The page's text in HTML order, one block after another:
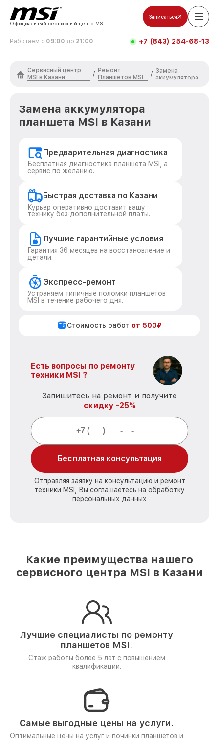
Официальный сервисный центр MSI
Записаться
Работаем с 09:00 до 21:00 +7 (843) 254-68-13
Сервисный центр
MSI в Казани
/
Ремонт
Планшетов MSI
/ Замена
аккумулятора
Замена аккумулятора
планшета MSI в Казани
Предварительная диагностика
Бесплатная диагностика планшета MSI, а
сервис по желанию.
Быстрая доставка по Казани
Курьер оперативно доставит вашу
технику без дополнительной платы.
Лучшие гарантийные условия
Гарантия 36 месяцев на восстановление и
детали.
Экспресс-ремонт
Устраняем типичные поломки планшетов
MSI в течение рабочего дня.
Стоимость работ от 500₽
Есть вопросы по ремонту
техники MSI ?
Запишитесь на ремонт и получите
скидку -25%
Бесплатная консультация
Отправляя заявку на консультацию и ремонт
техники MSI, Вы соглашаетесь на обработку
персональных данных
Какие преимущества нашего
сервисного центра MSI в Казани
Лучшие специалисты по ремонту
планшетов MSI.
Стаж работы более 5 лет с повышением
квалификации.
Самые выгодные цены на услуги.
Оптимальные цены на услуг и починки планшетов и